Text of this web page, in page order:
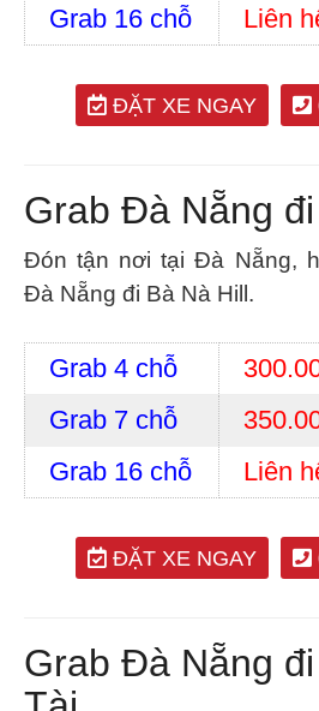
Grab 16 chỗ
Liên
ĐẶT XE NGAY
Grab Đà Nẵng
Đón tận nơi tại Đà Nẵng,
Đà Nẵng đi Bà Nà Hill.
Grab 4 chỗ
Grab 7 chỗ
Grab 16 chỗ
Liên
ĐẶT XE NGAY
Grab Đà Nẵng